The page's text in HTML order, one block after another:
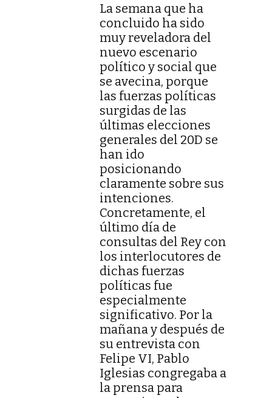
La semana que ha
concluido ha sido
muy reveladora del
nuevo escenario
político y social que
se avecina, porque
las fuerzas políticas
surgidas de las
últimas elecciones
generales del 20D se
han ido
posicionando
claramente sobre sus
intenciones.
Concretamente, el
último día de
consultas del Rey con
los interlocutores de
dichas fuerzas
políticas fue
especialmente
significativo. Por la
mañana y después de
su entrevista con
Felipe VI, Pablo
Iglesias congregaba a
la prensa para